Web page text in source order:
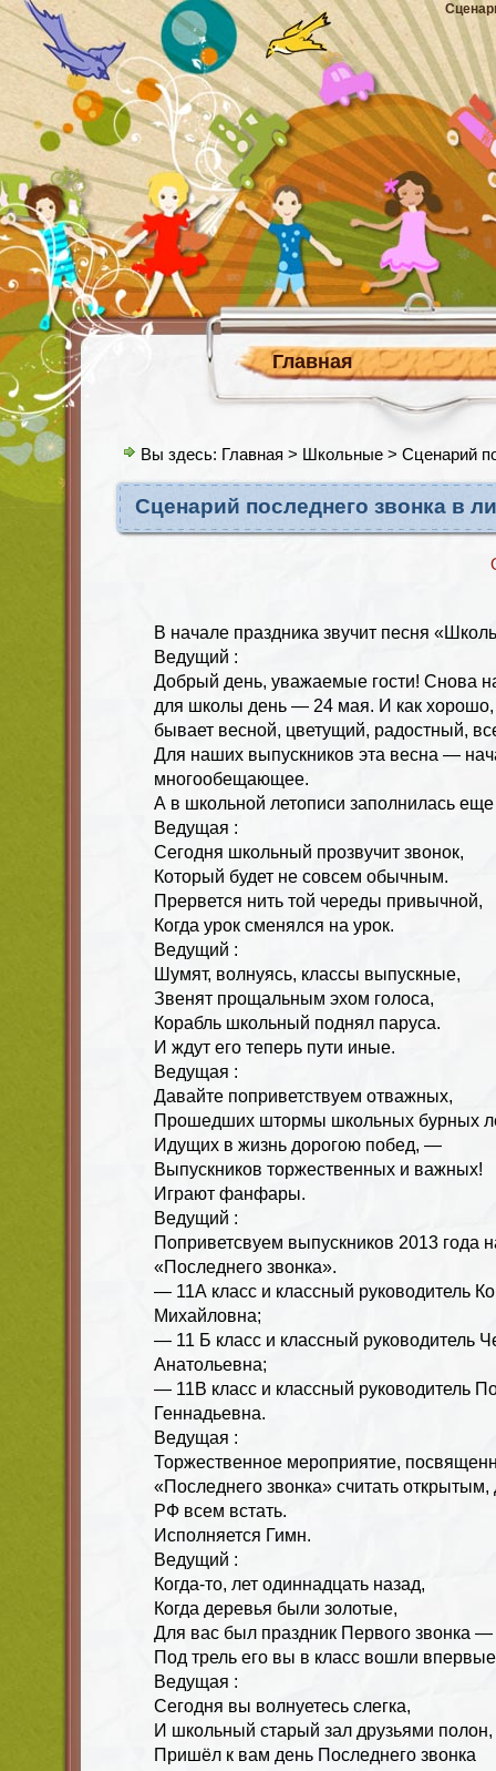
Главная
Вы здесь: Главная > Школьные > Сценарий
Сценарий последнего звонка в
В начале праздника звучит песня
Ведущий :
Добрый день, уважаемые гости! Снова
для школы день — 24 мая. И как хорошо,
бывает весной, цветущий, радостный,
Для наших выпускников эта весна —
многообещающее.
А в школьной летописи заполнилась еще
Ведущая :
Сегодня школьный прозвучит звонок,
Который будет не совсем обычным.
Прервется нить той череды привычной,
Когда урок сменялся на урок.
Ведущий :
Шумят, волнуясь, классы выпускные,
Звенят прощальным эхом голоса,
Корабль школьный поднял паруса.
И ждут его теперь пути иные.
Ведущая :
Давайте поприветствуем отважных,
Прошедших штормы школьных бурных
Идущих в жизнь дорогою побед, —
Выпускников торжественных и важных!
Играют фанфары.
Ведущий :
Поприветсвуем выпускников 2013 года
«Последнего звонка».
— 11А класс и классный руководитель
Михайловна;
— 11 Б класс и классный руководитель
Анатольевна;
— 11В класс и классный руководитель
Геннадьевна.
Ведущая :
Торжественное мероприятие,
«Последнего звонка» считать
РФ всем встать.
Исполняется Гимн.
Ведущий :
Когда-то, лет одиннадцать назад,
Когда деревья были золотые,
Для вас был праздник Первого звонка —
Под трель его вы в класс вошли
Ведущая :
Сегодня вы волнуетесь слегка,
И школьный старый зал друзьями полон,
Пришёл к вам день Последнего звонка